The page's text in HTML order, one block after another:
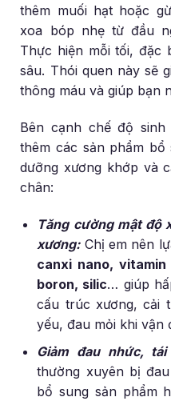
thêm muối hạt hoặc
xoa bóp nhẹ từ đầu
Thực hiện mỗi tối, đặc
sâu. Thói quen này sẽ
thông máu và giúp bạn
Bên cạnh chế độ
thêm các sản phẩm
dưỡng xương khớp và
chân:
Tăng cường mật độ
xương: Chị em nên
canxi nano, vitamin
boron, silic… giúp
cấu trúc xương, cải
yếu, đau mỏi khi vận
Giảm đau nhức,
thường xuyên bị
bổ sung sản phẩm